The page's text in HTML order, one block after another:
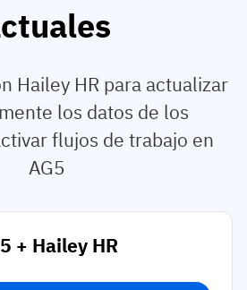
Hailey HR para actualizar
los datos de los
flujos de trabajo en
AG5
+ Hailey HR